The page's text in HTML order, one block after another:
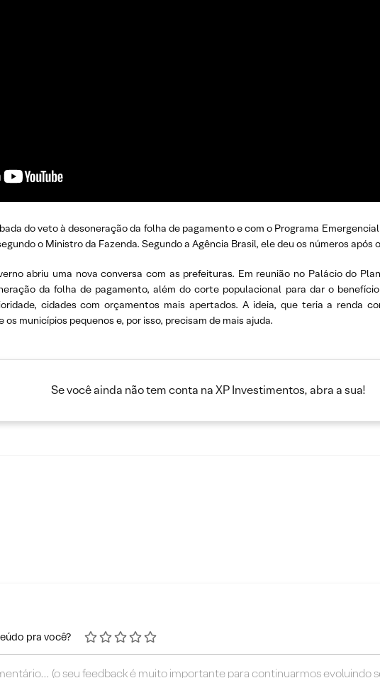
do veto à desoneração da folha de pagamento e com o Programa
o Ministro da Fazenda. Segundo a Agência Brasil, ele deu os números
abriu uma nova conversa com as prefeituras. Em reunião no Palácio do
da folha de pagamento, além do corte populacional para dar o
cidades com orçamentos mais apertados. A ideia, que teria a renda
municípios pequenos e, por isso, precisam de mais ajuda.
Se você ainda não tem conta na XP Investimentos, abra a sua!
pra você?